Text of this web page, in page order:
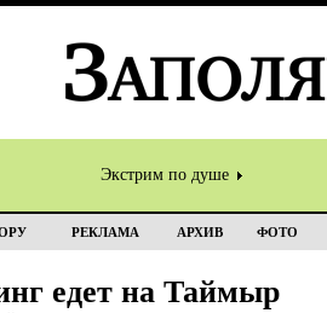
Экстрим по душе
РЕКЛАМА АРХИВ ФОТО
едет на Таймыр